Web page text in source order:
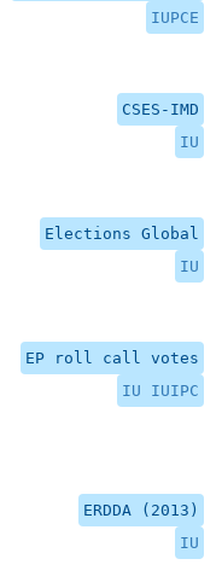
IUPCE
CSES-IMD
IU
Elections Global
IU
EP roll call votes
IU IUIPC
ERDDA (2013)
IU